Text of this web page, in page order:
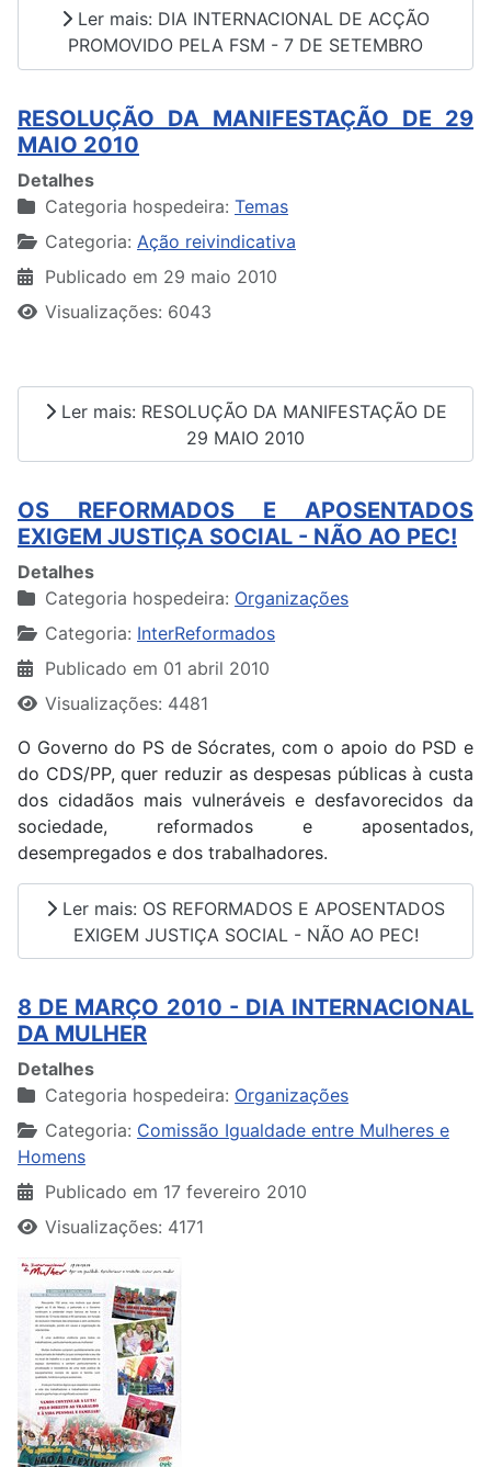
Ler mais: DIA INTERNACIONAL DE ACÇÃO
PROMOVIDO PELA FSM - 7 DE SETEMBRO
RESOLUÇÃO DA MANIFESTAÇÃO DE 29
MAIO 2010
Detalhes
Categoria hospedeira: Temas
Categoria: Ação reivindicativa
Publicado em 29 maio 2010
Visualizações: 6043
Ler mais: RESOLUÇÃO DA MANIFESTAÇÃO DE
29 MAIO 2010
OS REFORMADOS E APOSENTADOS
EXIGEM JUSTIÇA SOCIAL - NÃO AO PEC!
Detalhes
Categoria hospedeira: Organizações
Categoria: InterReformados
Publicado em 01 abril 2010
Visualizações: 4481
O Governo do PS de Sócrates, com o apoio do PSD e
do CDS/PP, quer reduzir as despesas públicas à custa
dos cidadãos mais vulneráveis e desfavorecidos da
sociedade, reformados e aposentados,
desempregados e dos trabalhadores.
Ler mais: OS REFORMADOS E APOSENTADOS
EXIGEM JUSTIÇA SOCIAL - NÃO AO PEC!
8 DE MARÇO 2010 - DIA INTERNACIONAL
DA MULHER
Detalhes
Categoria hospedeira: Organizações
Categoria: Comissão Igualdade entre Mulheres e
Homens
Publicado em 17 fevereiro 2010
Visualizações: 4171